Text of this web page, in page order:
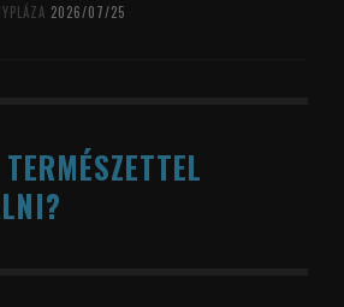
2026/07/25